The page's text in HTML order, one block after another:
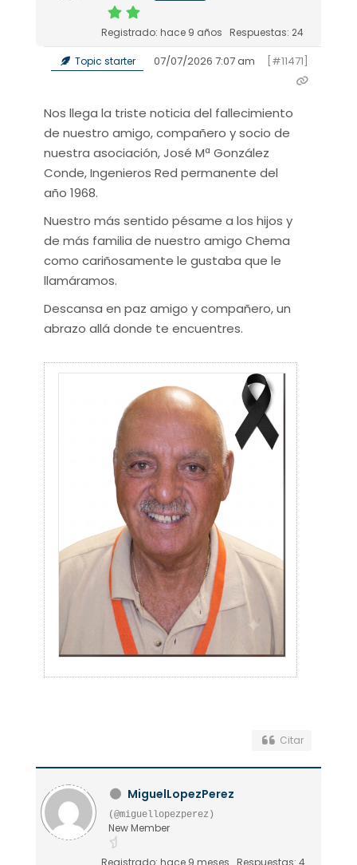
Registrado: hace 9 años Respuestas: 24
Topic starter 07/07/2026 7:07 am [#11471]
Nos llega la triste noticia del fallecimiento
de nuestro amigo, compañero y socio de
nuestra asociación, José Mª González
Conde, Ingenieros Red permanente del
año 1968.
Nuestro más sentido pésame a los hijos y
de más familia de nuestro amigo Chema
como cariñosamente le gustaba que le
llamáramos.
Descansa en paz amigo y compañero, un
abrazo allá donde te encuentres.
Citar
MiguelLopezPerez
(@miguellopezperez)
New Member
Registrado: hace 9 meses Respuestas: 4